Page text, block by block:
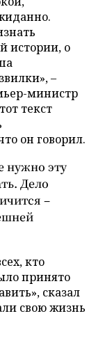
истории, о
–
министр
текст
он говорил.
нужно эту
Дело
–
кто
принято
сказал
свою жизнь